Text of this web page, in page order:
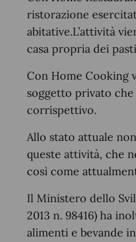
ristorazione
abitative.L’attività
casa propria dei
Con Home Cooking
soggetto privato
corrispettivo.
Allo stato attuale
queste attività, che
così come
Il Ministero dello
2013 n. 98416) ha
alimenti e bevande